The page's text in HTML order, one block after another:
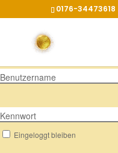
0176-34473618
Benutzername
Kennwort
Eingeloggt bleiben